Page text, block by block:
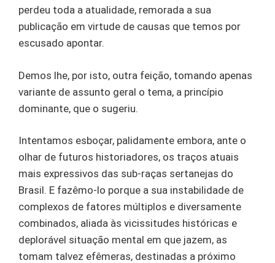
perdeu toda a atualidade, remorada a sua
publicação em virtude de causas que temos por
escusado apontar.
Demos lhe, por isto, outra feição, tomando apenas
variante de assunto geral o tema, a princípio
dominante, que o sugeriu.
Intentamos esboçar, palidamente embora, ante o
olhar de futuros historiadores, os traços atuais
mais expressivos das sub-raças sertanejas do
Brasil. E fazêmo-lo porque a sua instabilidade de
complexos de fatores múltiplos e diversamente
combinados, aliada às vicissitudes históricas e
deplorável situação mental em que jazem, as
tomam talvez efêmeras, destinadas a próximo